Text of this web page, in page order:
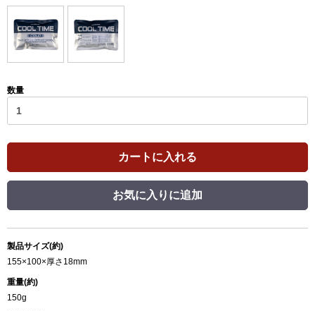
数量
カートに入れる
お気に入りに追加
製品サイズ(約)
155×100×厚さ18mm
重量(約)
150g